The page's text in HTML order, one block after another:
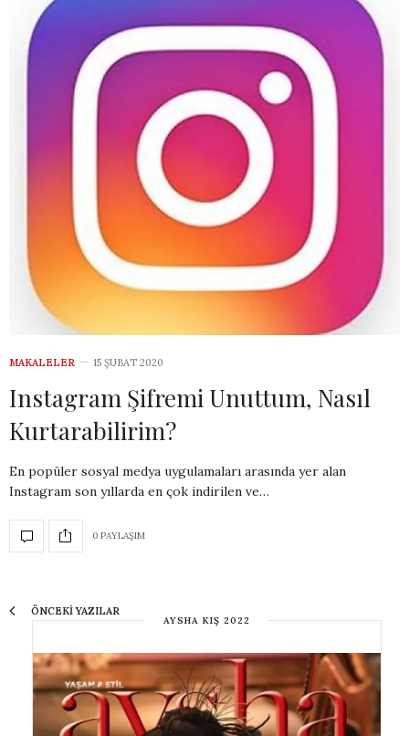
MAKALELER 15 ŞUBAT 2020
Instagram Şifremi Unuttum, Nasıl
Kurtarabilirim?
En popüler sosyal medya uygulamaları arasında yer alan
Instagram son yıllarda en çok indirilen ve…
0 PAYLAŞIM
ÖNCEKI YAZILAR
AYSHA KIŞ 2022